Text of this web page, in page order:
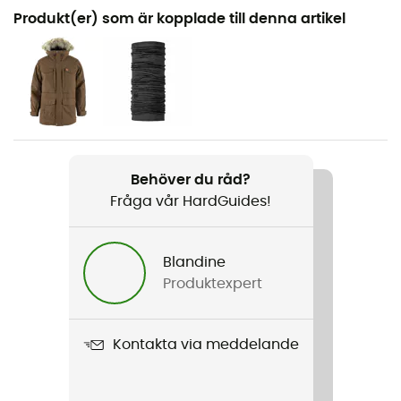
Rekommenderad för
Vandring / Vandring / Den dagliga
Kön
Herr
Vikt
Buck Fleece
Använd teknologi
Produkt(er) som är kopplade till denna artikel
Behöver du råd?
Fråga vår HardGuides!
Blandine
Produktexpert
Kontakta via meddelande